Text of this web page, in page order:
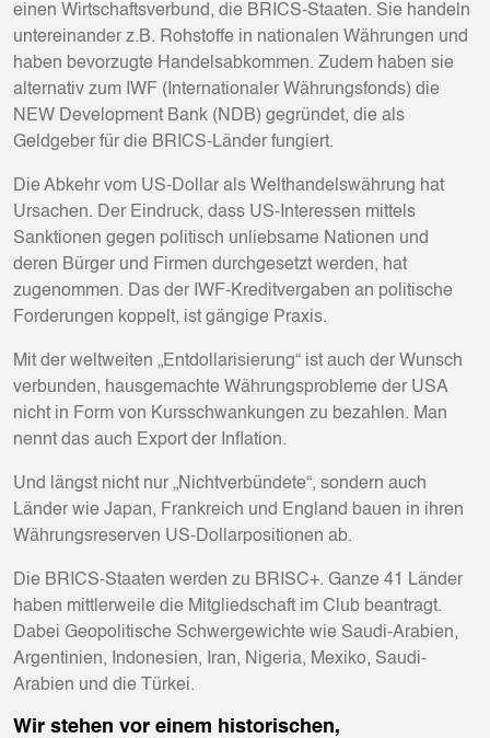
einen Wirtschaftsverbund, die BRICS-Staaten. Sie handeln
untereinander z.B. Rohstoffe in nationalen Währungen und
haben bevorzugte Handelsabkommen. Zudem haben sie
alternativ zum IWF (Internationaler Währungsfonds) die
NEW Development Bank (NDB) gegründet, die als
Geldgeber für die BRICS-Länder fungiert.
Die Abkehr vom US-Dollar als Welthandelswährung hat
Ursachen. Der Eindruck, dass US-Interessen mittels
Sanktionen gegen politisch unliebsame Nationen und
deren Bürger und Firmen durchgesetzt werden, hat
zugenommen. Das der IWF-Kreditvergaben an politische
Forderungen koppelt, ist gängige Praxis.
Mit der weltweiten „Entdollarisierung“ ist auch der Wunsch
verbunden, hausgemachte Währungsprobleme der USA
nicht in Form von Kursschwankungen zu bezahlen. Man
nennt das auch Export der Inflation.
Und längst nicht nur „Nichtverbündete“, sondern auch
Länder wie Japan, Frankreich und England bauen in ihren
Währungsreserven US-Dollarpositionen ab.
Die BRICS-Staaten werden zu BRISC+. Ganze 41 Länder
haben mittlerweile die Mitgliedschaft im Club beantragt.
Dabei Geopolitische Schwergewichte wie Saudi-Arabien,
Argentinien, Indonesien, Iran, Nigeria, Mexiko, Saudi-
Arabien und die Türkei.
Wir stehen vor einem historischen,